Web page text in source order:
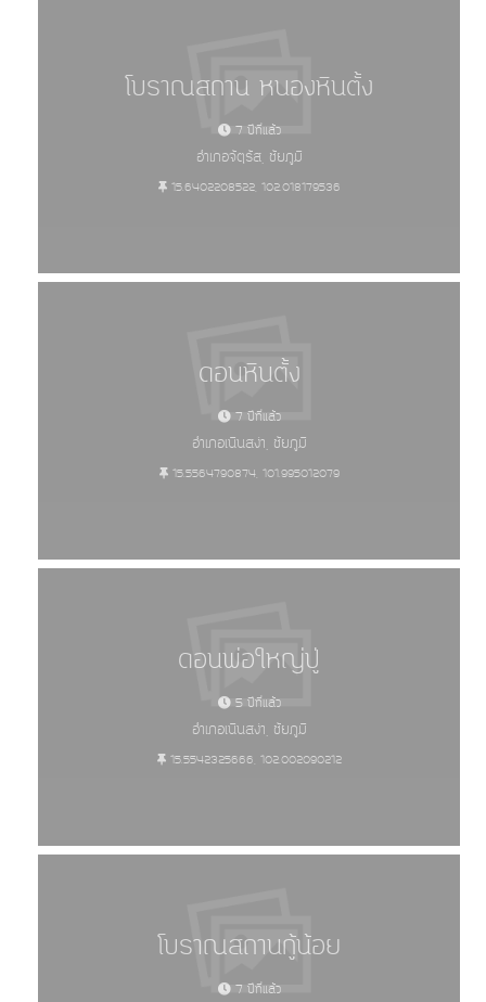
โบราณสถาน หนองหินตั้ง
7 ปีที่แล้ว
อำเภอจัตุรัส, ชัยภูมิ
15.6402208522, 102.018179536
ดอนหินตั้ง
7 ปีที่แล้ว
อำเภอเนินสง่า, ชัยภูมิ
15.5564790874, 101.995012079
ดอนพ่อใหญ่ปู่
5 ปีที่แล้ว
อำเภอเนินสง่า, ชัยภูมิ
15.5542325666, 102.002090212
โบราณสถานกู้น้อย
7 ปีที่แล้ว